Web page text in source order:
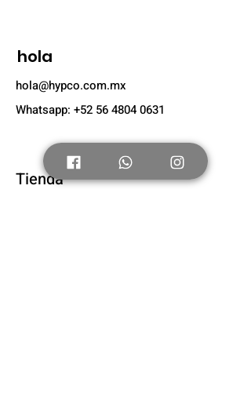
hola
hola@hypco.com.mx
Whatsapp: +52 56 4804 0631
Tienda